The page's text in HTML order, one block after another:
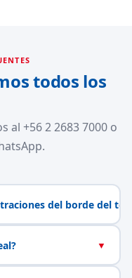
todos los
al +56 2 2683 7000 o
del borde del
▼